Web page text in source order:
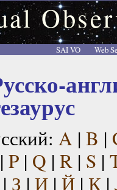
SAI VO
Web
A | B |
| P| Q | R| S |
З | И| Й| К|